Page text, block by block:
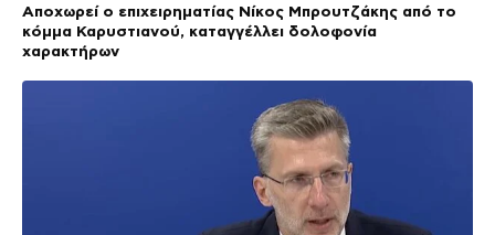
Αποχωρεί ο επιχειρηματίας Νίκος Μπρουτζάκης από το
κόμμα Καρυστιανού, καταγγέλλει δολοφονία
χαρακτήρων